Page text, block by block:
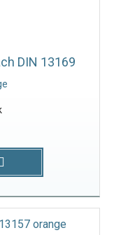
DIN 13169